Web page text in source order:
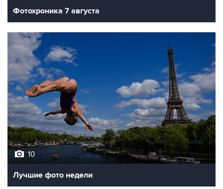
Фотохроника 7 августа
10
Лучшие фото недели